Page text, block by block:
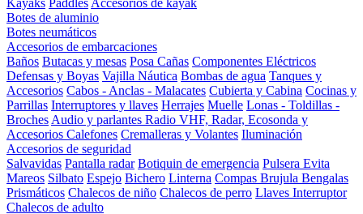
Kayaks Paddles Accesorios de kayak
Botes de aluminio
Botes neumáticos
Accesorios de embarcaciones
Baños Butacas y mesas Posa Cañas Componentes Eléctricos
Defensas y Boyas Vajilla Náutica Bombas de agua Tanques y
Accesorios Cabos - Anclas - Malacates Cubierta y Cabina Cocinas y
Parrillas Interruptores y llaves Herrajes Muelle Lonas - Toldillas -
Broches Audio y parlantes Radio VHF, Radar, Ecosonda y
Accesorios Calefones Cremalleras y Volantes Iluminación
Accesorios de seguridad
Salvavidas Pantalla radar Botiquin de emergencia Pulsera Evita
Mareos Silbato Espejo Bichero Linterna Compas Brujula Bengalas
Prismáticos Chalecos de niño Chalecos de perro Llaves Interruptor
Chalecos de adulto